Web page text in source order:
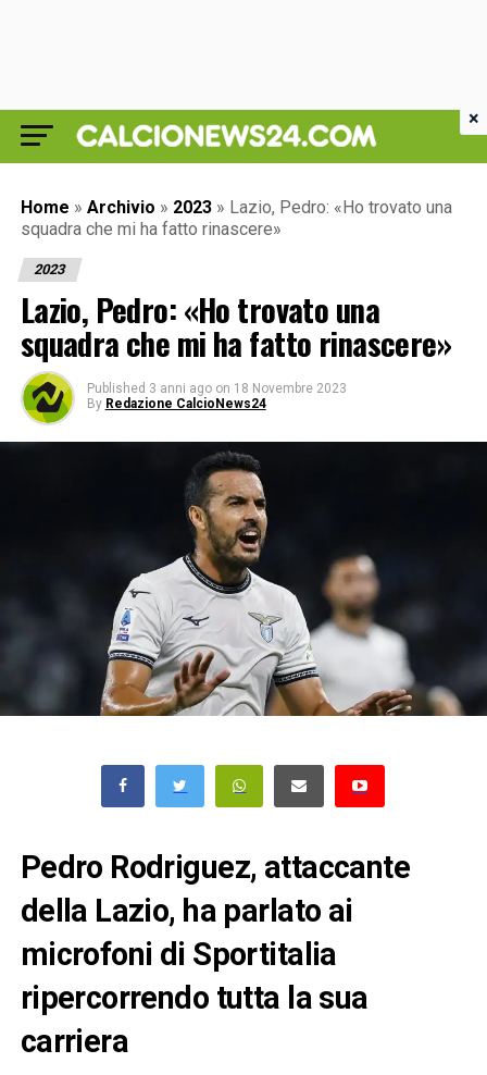
Home » Archivio » 2023 » Lazio, Pedro: «Ho trovato una
squadra che mi ha fatto rinascere»
2023
Lazio, Pedro: «Ho trovato una
squadra che mi ha fatto rinascere»
Published 3 anni ago on 18 Novembre 2023
By Redazione CalcioNews24
Pedro Rodriguez, attaccante
della Lazio, ha parlato ai
microfoni di Sportitalia
ripercorrendo tutta la sua
carriera
×